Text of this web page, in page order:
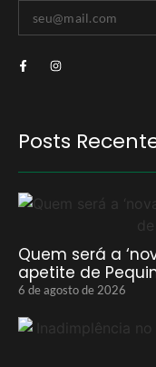
Posts
Quem será a
apetite de
6 de agosto de 2026